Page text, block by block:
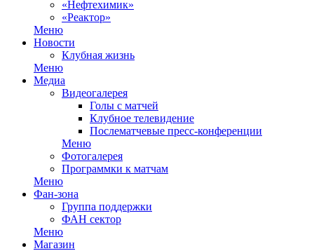
«Нефтехимик»
«Реактор»
Меню
Новости
Клубная жизнь
Меню
Медиа
Видеогалерея
Голы с матчей
Клубное телевидение
Послематчевые пресс-конференции
Меню
Фотогалерея
Программки к матчам
Меню
Фан-зона
Группа поддержки
ФАН сектор
Меню
Магазин